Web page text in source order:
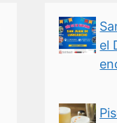
el